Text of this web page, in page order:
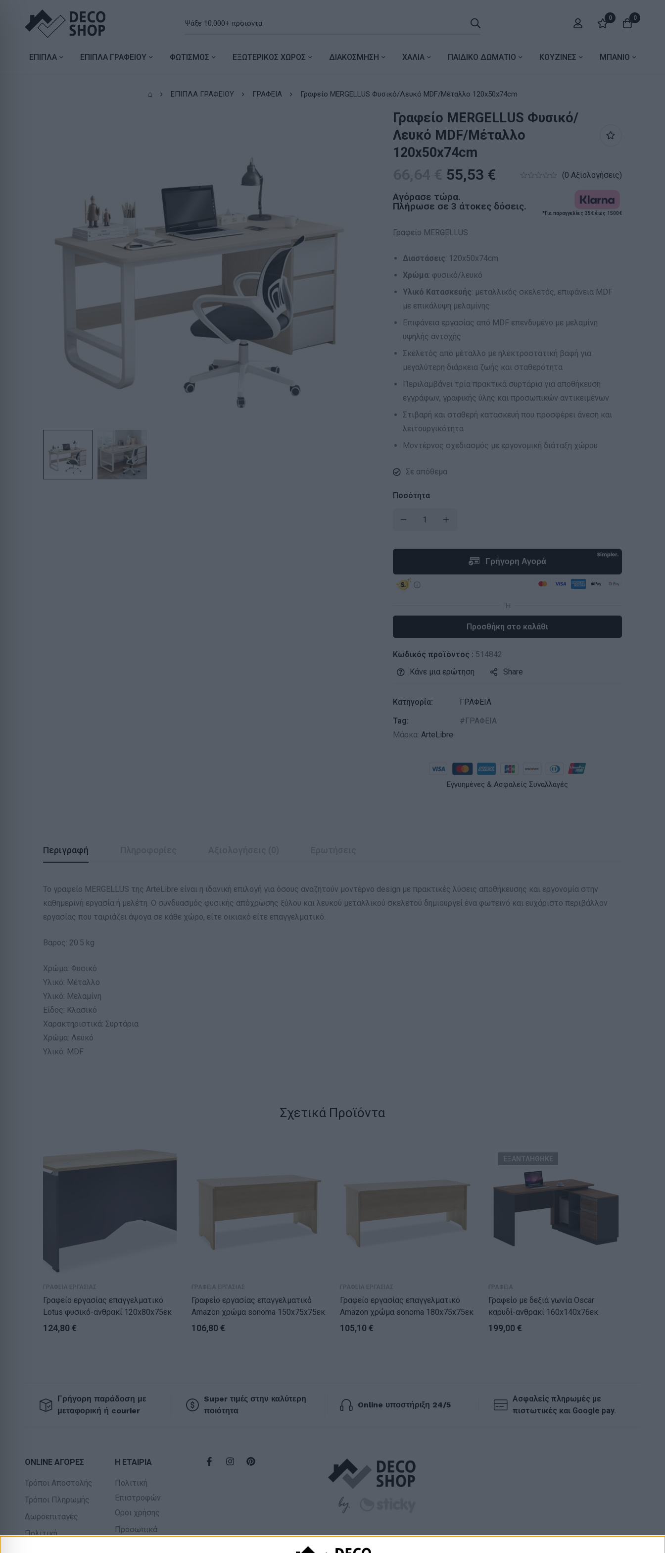
0 0
ΕΠΙΠΛΑ ΕΠΙΠΛΑ ΓΡΑΦΕΙΟΥ ΦΩΤΙΣΜΟΣ ΕΞΩΤΕΡΙΚΟΣ ΧΩΡΟΣ ΔΙΑΚΟΣΜΗΣΗ ΧΑΛΙΑ ΠΑΙΔΙΚΟ ΔΩΜΑΤΙΟ ΚΟΥΖΙΝΕΣ ΜΠΑΝΙΟ
⌂ ΕΠΙΠΛΑ ΓΡΑΦΕΙΟΥ ΓΡΑΦΕΙΑ Γραφείο MERGELLUS Φυσικό/Λευκό MDF/Μέταλλο 120x50x74cm
Γραφείο MERGELLUS Φυσικό/
Λευκό MDF/Μέταλλο
120x50x74cm
55,53 € (0 Αξιολογήσεις)
Αγόρασε τώρα.
Πλήρωσε σε 3 άτοκες δόσεις.
*Για παραγγελίες 35€ έως 1500€
Γραφείο MERGELLUS
Διαστάσεις: 120x50x74cm
Χρώμα: φυσικό/λευκό
Υλικό Κατασκευής: μεταλλικός σκελετός, επιφάνεια MDF
με επικάλυψη μελαμίνης
Επιφάνεια εργασίας από MDF επενδυμένο με μελαμίνη
υψηλής αντοχής
Σκελετός από μέταλλο με ηλεκτροστατική βαφή για
μεγαλύτερη διάρκεια ζωής και σταθερότητα
Περιλαμβάνει τρία πρακτικά συρτάρια για αποθήκευση
εγγράφων, γραφικής ύλης και προσωπικών αντικειμένων
Στιβαρή και σταθερή κατασκευή που προσφέρει άνεση και
λειτουργικότητα
Μοντέρνος σχεδιασμός με εργονομική διάταξη χώρου
Σε απόθεμα
Ποσότητα
Προσθήκη στο καλάθι
Κωδικός προϊόντος : 514842
Κάνε μια ερώτηση
Share
Κατηγορία:
ΓΡΑΦΕΙΑ
Tag:
ΓΡΑΦΕΙΑ
Μάρκα: ArteLibre
Εγγυημένες & Ασφαλείς Συναλλαγές
Περιγραφή
Το γραφείο MERGELLUS της ArteLibre είναι η ιδανική επιλογή για όσους αναζητούν μοντέρνο design με πρακτικές λύσεις αποθήκευσης και εργονομία στην
καθημερινή εργασία ή μελέτη. Ο συνδυασμός φυσικής απόχρωσης ξύλου και λευκού μεταλλικού σκελετού δημιουργεί ένα φωτεινό και ευχάριστο περιβάλλον
εργασίας που ταιριάζει άψογα σε κάθε χώρο, είτε οικιακό είτε επαγγελματικό.
Βαρος: 20.5 kg
Χρώμα: Φυσικό
Υλικό: Μέταλλο
Υλικό: Μελαμίνη
Είδος: Κλασικό
Χαρακτηριστικά: Συρτάρια
Χρώμα: Λευκό
Υλικό: MDF
Σχετικά Προϊόντα
ΓΡΑΦΕΙΑ ΕΡΓΑΣΙΑΣ
Γραφείο εργασίας επαγγελματικό
Lotus φυσικό-ανθρακί 120x80x75εκ
124,80 €
ΓΡΑΦΕΙΑ ΕΡΓΑΣΙΑΣ
Γραφείο εργασίας επαγγελματικό
Amazon χρώμα sonoma 150x75x75εκ
106,80 €
ΓΡΑΦΕΙΑ ΕΡΓΑΣΙΑΣ
Γραφείο εργασίας επαγγελματικό
Amazon χρώμα sonoma 180x75x75εκ
105,10 €
ΕΞΑΝΤΛΗΘΗΚΕ
ΓΡΑΦΕΙΑ
Γραφείο με δεξιά γωνία Oscar
καρυδί-ανθρακί 160x140x76εκ
199,00 €
Γρήγορη παράδοση με
μεταφορική ή courier
Super τιμές στην καλύτερη
ποιότητα
Online υποστήριξη 24/5
Ασφαλείς πληρωμές με
πιστωτικές και Google pay.
ONLINE ΑΓΟΡΕΣ
Τρόποι Αποστολής
Τρόποι Πληρωμής
Δωροεπιταγές
Πολιτική
Η ΕΤΑΙΡΙΑ
Πολιτική
Επιστροφών
Οροι χρήσης
Προσωπικά